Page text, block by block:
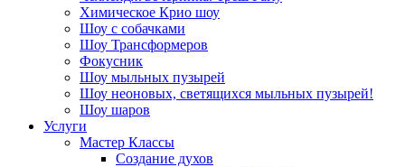
Химическое Крио шоу
Шоу с собачками
Шоу Трансформеров
Фокусник
Шоу мыльных пузырей
Шоу неоновых, светящихся мыльных пузырей!
Шоу шаров
Услуги
Мастер Классы
Создание духов